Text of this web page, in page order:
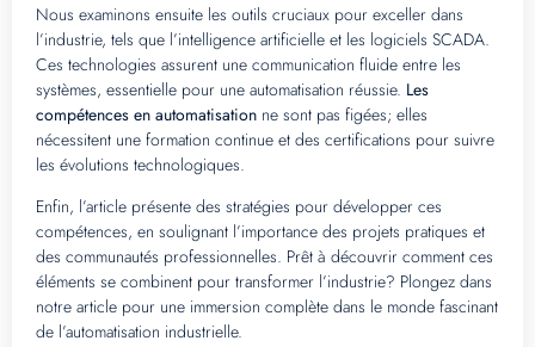
Nous examinons ensuite les outils cruciaux pour exceller dans
l’industrie, tels que l’intelligence artificielle et les logiciels SCADA.
Ces technologies assurent une communication fluide entre les
systèmes, essentielle pour une automatisation réussie. Les
compétences en automatisation ne sont pas figées; elles
nécessitent une formation continue et des certifications pour suivre
les évolutions technologiques.
Enfin, l’article présente des stratégies pour développer ces
compétences, en soulignant l’importance des projets pratiques et
des communautés professionnelles. Prêt à découvrir comment ces
éléments se combinent pour transformer l’industrie? Plongez dans
notre article pour une immersion complète dans le monde fascinant
de l’automatisation industrielle.